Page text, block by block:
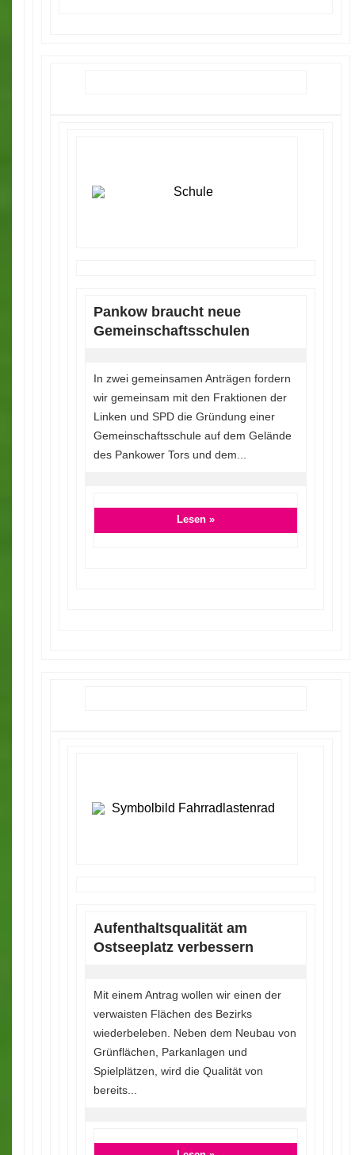
Pankow braucht neue
Gemeinschaftsschulen
In zwei gemeinsamen Anträgen fordern
wir gemeinsam mit den Fraktionen der
Linken und SPD die Gründung einer
Gemeinschaftsschule auf dem Gelände
des Pankower Tors und dem...
Lesen »
Aufenthaltsqualität am
Ostseeplatz verbessern
Mit einem Antrag wollen wir einen der
verwaisten Flächen des Bezirks
wiederbeleben. Neben dem Neubau von
Grünflächen, Parkanlagen und
Spielplätzen, wird die Qualität von
bereits...